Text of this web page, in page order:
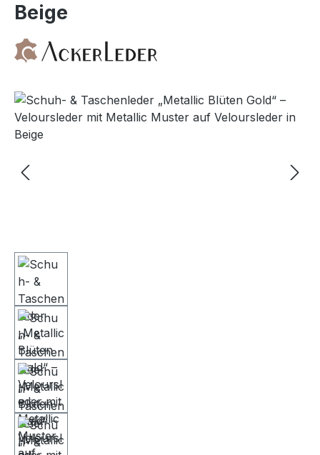
Beige
Bildergalerie überspringen